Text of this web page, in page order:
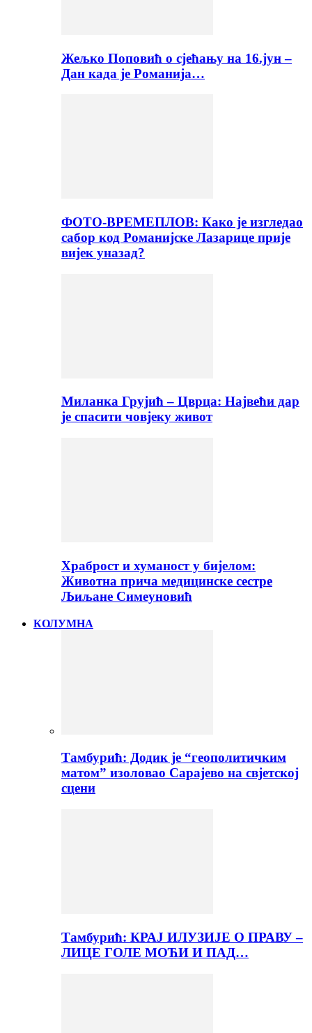
Жељко Поповић о сјећању на 16.јун –
Дан када је Романија…
ФОТО-ВРЕМЕПЛОВ: Како је изгледао
сабор код Романијске Лазарице прије
вијек уназад?
Миланка Грујић – Цврца: Највећи дар
је спасити човјеку живот
Храброст и хуманост у бијелом:
Животна прича медицинске сестре
Љиљане Симеуновић
КОЛУМНА
Тамбурић: Додик је “геополитичким
матом” изоловао Сарајево на свјетској
сцени
Тамбурић: КРАЈ ИЛУЗИЈЕ О ПРАВУ –
ЛИЦЕ ГОЛЕ МОЋИ И ПАД…